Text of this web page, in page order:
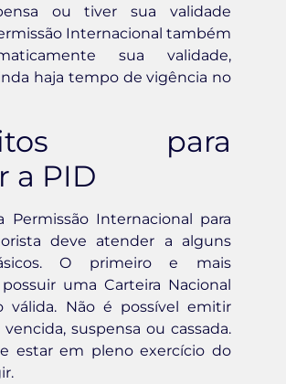
ou tiver sua validade
Internacional também
sua validade,
haja tempo de vigência no
para
a PID
Permissão Internacional para
deve atender a alguns
O primeiro e mais
uma Carteira Nacional
válida. Não é possível emitir
suspensa ou cassada.
estar em pleno exercício do